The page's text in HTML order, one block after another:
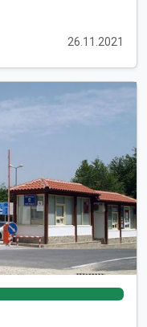
26.11.2021